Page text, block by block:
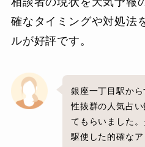
確なタイミングや対処法
ルが好評です。
銀座一丁目駅か
性抜群の人気占
てもらいました
駆使した的確なア